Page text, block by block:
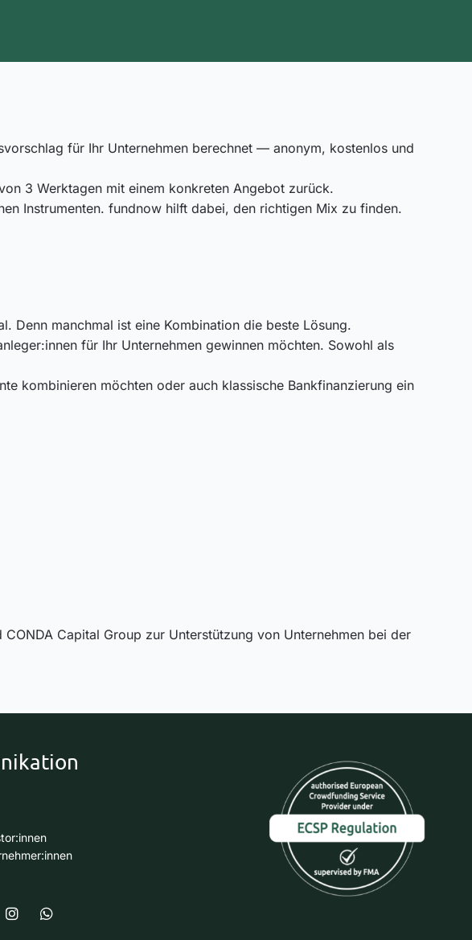
für Ihr Unternehmen berechnet — anonym, kostenlos und
3 Werktagen mit einem konkreten Angebot zurück.
Instrumenten. fundnow hilft dabei, den richtigen Mix zu finden.
Denn manchmal ist eine Kombination die beste Lösung.
für Ihr Unternehmen gewinnen möchten. Sowohl als
kombinieren möchten oder auch klassische Bankfinanzierung ein
CONDA Capital Group zur Unterstützung von Unternehmen bei der